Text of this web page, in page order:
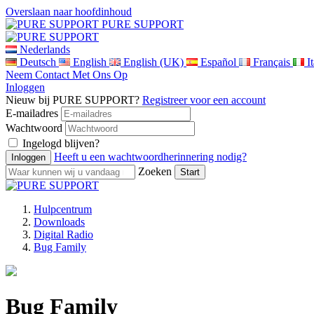
Overslaan naar hoofdinhoud
PURE SUPPORT
Nederlands
Deutsch
English English (UK) Español Français
Neem Contact Met Ons Op
Inloggen
Nieuw bij PURE SUPPORT? Registreer voor een account
E-mailadres
Wachtwoord
Ingelogd blijven?
Heeft u een wachtwoordherinnering nodig?
Zoeken
Hulpcentrum
Downloads
Digital Radio
Bug Family
Bug Family